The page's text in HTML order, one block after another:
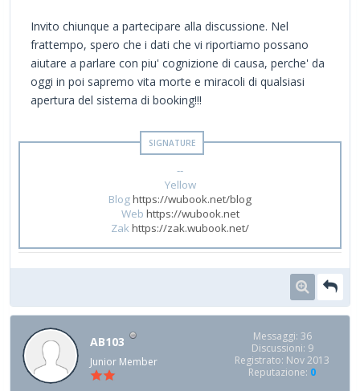
Invito chiunque a partecipare alla discussione. Nel
frattempo, spero che i dati che vi riportiamo possano
aiutare a parlare con piu' cognizione di causa, perche' da
oggi in poi sapremo vita morte e miracoli di qualsiasi
apertura del sistema di booking!!!
--
Yellow
Bloghttps://wubook.net/blog
Web https://wubook.net
Zakhttps://zak.wubook.net/
AB103
Junior Member
Messaggi: 36
Discussioni: 9
Registrato: Nov 2013
Reputazione: 0